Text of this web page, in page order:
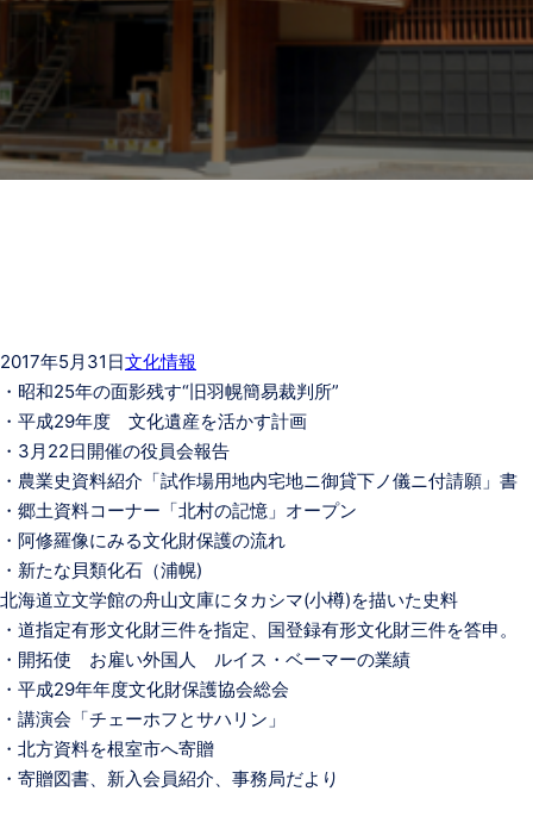
2017年5月31日文化情報
・昭和25年の面影残す“旧羽幌簡易裁判所”
・平成29年度 文化遺産を活かす計画
・3月22日開催の役員会報告
・農業史資料紹介「試作場用地内宅地ニ御貸下ノ儀ニ付請願」書
・郷土資料コーナー「北村の記憶」オープン
・阿修羅像にみる文化財保護の流れ
・新たな貝類化石（浦幌)
北海道立文学館の舟山文庫にタカシマ(小樽)を描いた史料
・道指定有形文化財三件を指定、国登録有形文化財三件を答申。
・開拓使 お雇い外国人 ルイス・ベーマーの業績
・平成29年年度文化財保護協会総会
・講演会「チェーホフとサハリン」
・北方資料を根室市へ寄贈
・寄贈図書、新入会員紹介、事務局だより